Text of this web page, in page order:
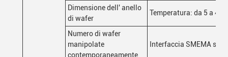
Dimensione dell' anello
di wafer
Temperatura: da 5 a
Numero di wafer
manipolate
contemporaneamente
Interfaccia SMEMA